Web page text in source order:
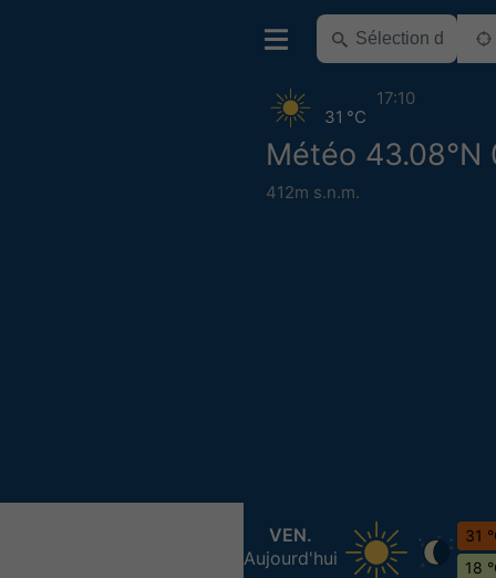
Météo 43.08°N
412m s.n.m.
31 °C
17:10
VEN.
Aujourd'hui
31
18